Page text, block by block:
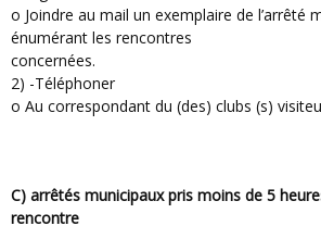
o Joindre au mail un exemplaire de l’arrêté
énumérant les rencontres
concernées.
2) -Téléphoner
o Au correspondant du (des) clubs (s)
c) arrêtés municipaux pris moins de 5 heures avant le début de la
rencontre